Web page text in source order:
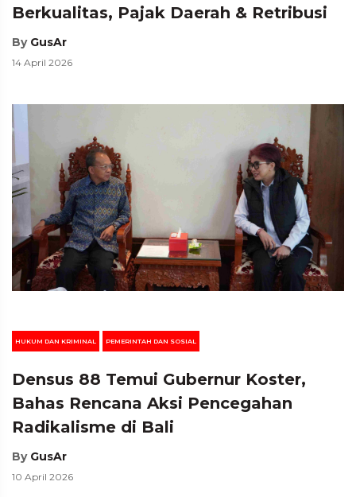
Berkualitas, Pajak Daerah & Retribusi
By GusAr
14 April 2026
HUKUM DAN KRIMINAL PEMERINTAH DAN SOSIAL
Densus 88 Temui Gubernur Koster,
Bahas Rencana Aksi Pencegahan
Radikalisme di Bali
By GusAr
10 April 2026